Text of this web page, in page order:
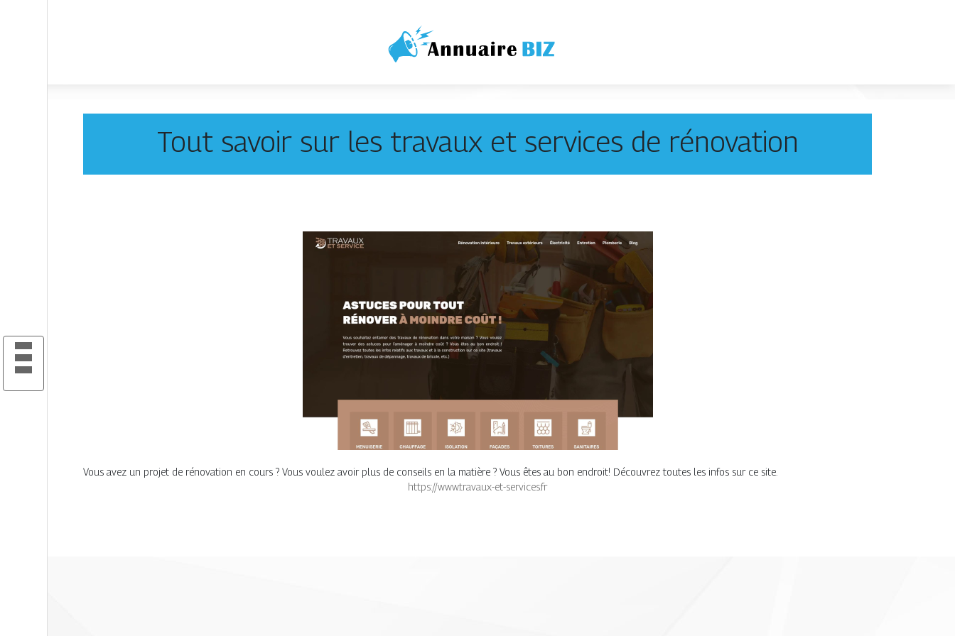
Tout savoir sur les travaux et services de rénovation
Vous avez un projet de rénovation en cours ? Vous voulez avoir plus de conseils en la matière ? Vous êtes au bon endroit! Découvrez toutes les infos sur ce site.
https://www.travaux-et-services.fr